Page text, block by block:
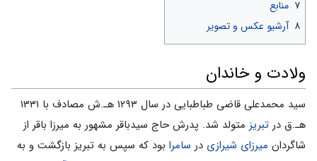
۷ منابع
۸ آرشیو عکس و تصویر
ولادت و خاندان
سید محمد­علی قاضی طباطبایی در سال ۱۲۹۳ هـ­.ش مصادف با ۱۳۳۱
هـ.­ق در تبریز متولد شد. پدرش حاج سیدباقر مشهور به میرزا باقر از
شاگردان میرزای شیرازی در سامرا بود که سپس به تبریز بازگشت و به